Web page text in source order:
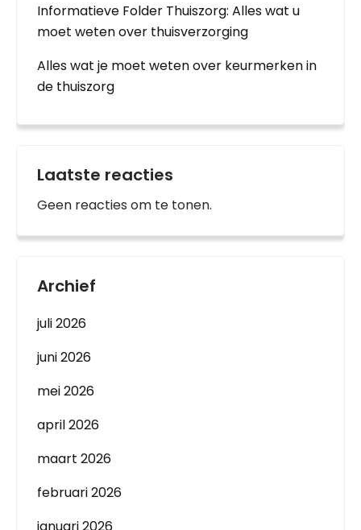
Informatieve Folder Thuiszorg: Alles wat u
moet weten over thuisverzorging
Alles wat je moet weten over keurmerken in
de thuiszorg
Laatste reacties
Geen reacties om te tonen.
Archief
juli 2026
juni 2026
mei 2026
april 2026
maart 2026
februari 2026
januari 2026